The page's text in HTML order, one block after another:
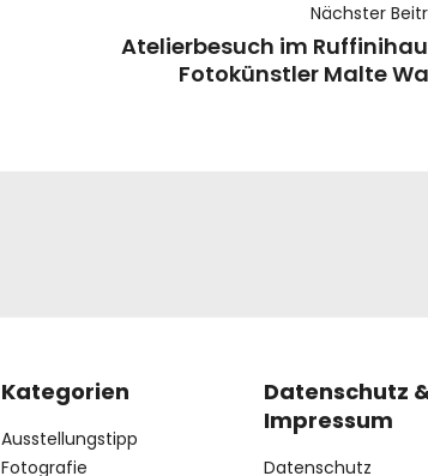
Nächster
Atelierbesuch im
Fotokünstler Malte
Kategorien
Ausstellungstipp
Fotografie
Datenschutz
Impressum
Datenschutz